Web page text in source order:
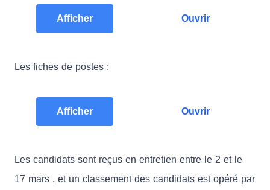
Afficher Ouvrir
Les fiches de postes :
Afficher Ouvrir
Les candidats sont reçus en entretien entre le 2 et le
17 mars , et un classement des candidats est opéré par